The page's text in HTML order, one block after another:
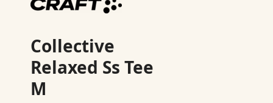
Collective
Relaxed Ss Tee
M